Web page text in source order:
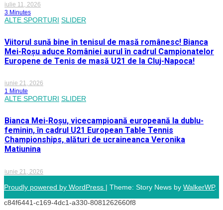
iulie 11, 2026
3 Minutes
ALTE SPORTURI SLIDER
Viitorul sună bine în tenisul de masă românesc! Bianca
Mei-Roșu aduce României aurul în cadrul Campionatelor
Europene de Tenis de masă U21 de la Cluj-Napoca!
iunie 21, 2026
1 Minute
ALTE SPORTURI SLIDER
Bianca Mei-Roșu, vicecampioană europeană la dublu-
feminin, în cadrul U21 European Table Tennis
Championships, alături de ucraineanca Veronika
Matiunina
iunie 21, 2026
Proudly powered by WordPress | Theme: Story News by WalkerWP.
c84f6441-c169-4dc1-a330-8081262660f8